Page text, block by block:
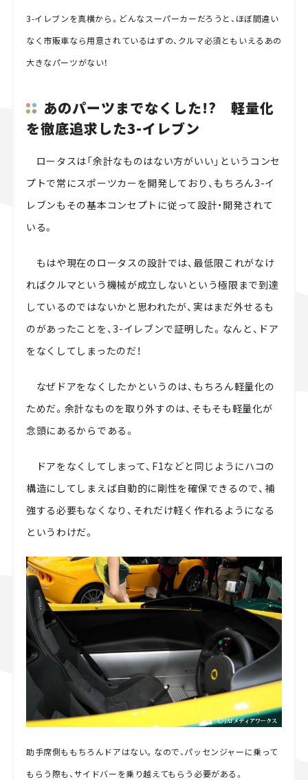
3-イレブンを真横から。どんなスーパーカーだろうと、ほぼ間違い
なく市販車なら用意されているはずの、クルマ必須ともいえるあの
大きなパーツがない！
あのパーツまでなくした!? 軽量化
を徹底追求した3-イレブン
ロータスは「余計なものはない方がいい」というコンセ
プトで常にスポーツカーを開発しており、もちろん3-イ
レブンもその基本コンセプトに従って設計・開発されて
いる。
もはや現在のロータスの設計では、最低限これがなけ
ればクルマという機械が成立しないという極限まで到達
しているのではないかと思われたが、実はまだ外せるも
のがあったことを、3-イレブンで証明した。なんと、ドア
をなくしてしまったのだ！
なぜドアをなくしたかというのは、もちろん軽量化の
ためだ。余計なものを取り外すのは、そもそも軽量化が
念頭にあるからである。
ドアをなくしてしまって、F1などと同じようにハコの
構造にしてしまえば自動的に剛性を確保できるので、補
強する必要もなくなり、それだけ軽く作れるようになる
というわけだ。
助手席側ももちろんドアはない。なので、パッセンジャーに乗って
もらう際も、サイドバーを乗り越えてもらう必要がある。